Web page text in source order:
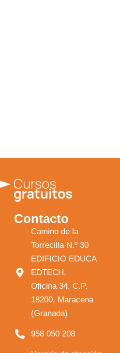
Contacto
Camino de la
Torrecilla N.º 30
EDIFICIO EDUCA
EDTECH,
Oficina 34, C.P.
18200, Maracena
(Granada)
958 050 208